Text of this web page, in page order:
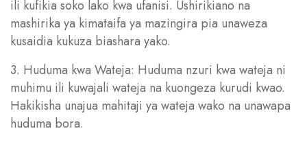
ili kufikia soko lako kwa ufanisi. Ushirikiano na
mashirika ya kimataifa ya mazingira pia unaweza
kusaidia kukuza biashara yako.
3. Huduma kwa Wateja: Huduma nzuri kwa wateja ni
muhimu ili kuwajali wateja na kuongeza kurudi kwao.
Hakikisha unajua mahitaji ya wateja wako na unawapa
huduma bora.